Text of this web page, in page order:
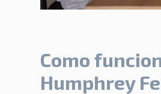
Como
Humphrey